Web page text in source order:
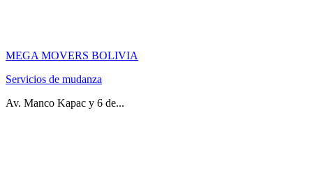
MEGA MOVERS BOLIVIA
Servicios de mudanza
Av. Manco Kapac y 6 de...